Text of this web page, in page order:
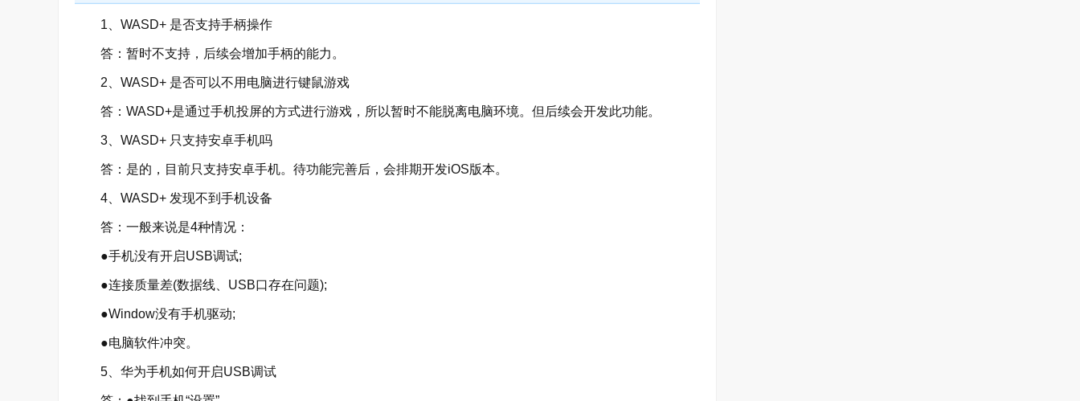
1、WASD+ 是否支持手柄操作
答：暂时不支持，后续会增加手柄的能力。
2、WASD+ 是否可以不用电脑进行键鼠游戏
答：WASD+是通过手机投屏的方式进行游戏，所以暂时不能脱离电脑环境。但后续会开发此功能。
3、WASD+ 只支持安卓手机吗
答：是的，目前只支持安卓手机。待功能完善后，会排期开发iOS版本。
4、WASD+ 发现不到手机设备
答：一般来说是4种情况：
●手机没有开启USB调试;
●连接质量差(数据线、USB口存在问题);
●Window没有手机驱动;
●电脑软件冲突。
5、华为手机如何开启USB调试